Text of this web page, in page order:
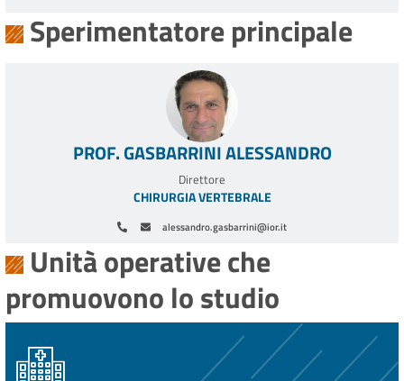
Sperimentatore principale
alessandro.gasbarrini@ior.it
PROF. GASBARRINI ALESSANDRO
Direttore
CHIRURGIA VERTEBRALE
Unità operative che
promuovono lo studio